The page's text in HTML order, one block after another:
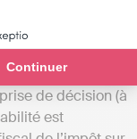
Continuer
patrimoine
êtes libres de
les rédigez.
ou de
de décision (à
est